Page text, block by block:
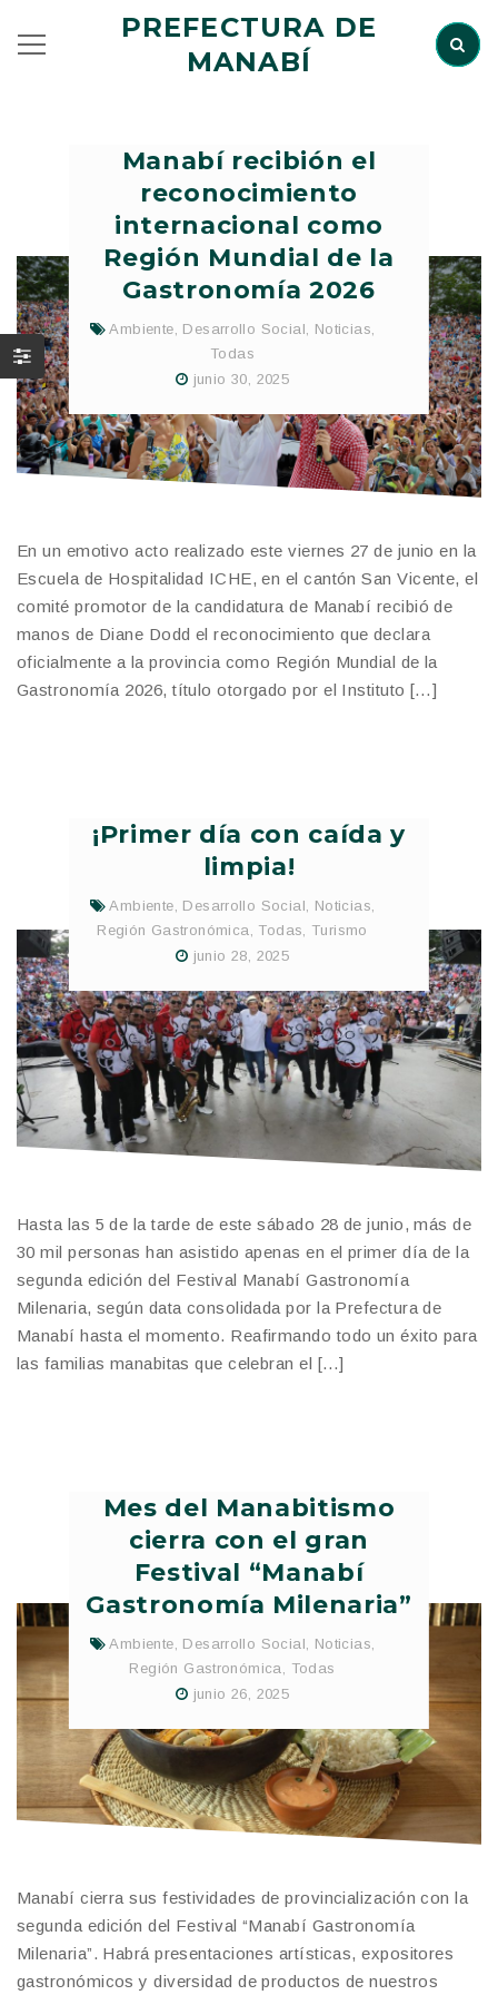
PREFECTURA DE
MANABÍ
Manabí recibión el
reconocimiento
internacional como
Región Mundial de la
Gastronomía 2026
Ambiente, Desarrollo Social, Noticias,
Todas
junio 30, 2025
En un emotivo acto realizado este viernes 27 de junio en la
Escuela de Hospitalidad ICHE, en el cantón San Vicente, el
comité promotor de la candidatura de Manabí recibió de
manos de Diane Dodd el reconocimiento que declara
oficialmente a la provincia como Región Mundial de la
Gastronomía 2026, título otorgado por el Instituto […]
¡Primer día con caída y
limpia!
Ambiente, Desarrollo Social, Noticias,
Región Gastronómica, Todas, Turismo
junio 28, 2025
Hasta las 5 de la tarde de este sábado 28 de junio, más de
30 mil personas han asistido apenas en el primer día de la
segunda edición del Festival Manabí Gastronomía
Milenaria, según data consolidada por la Prefectura de
Manabí hasta el momento. Reafirmando todo un éxito para
las familias manabitas que celebran el […]
Mes del Manabitismo
cierra con el gran
Festival “Manabí
Gastronomía Milenaria”
Ambiente, Desarrollo Social, Noticias,
Región Gastronómica, Todas
junio 26, 2025
Manabí cierra sus festividades de provincialización con la
segunda edición del Festival “Manabí Gastronomía
Milenaria”. Habrá presentaciones artísticas, expositores
gastronómicos y diversidad de productos de nuestros